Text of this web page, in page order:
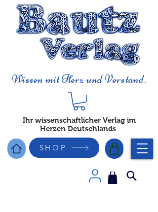
Wissen mit Herz und Verstand.
Ihr wissenschaftlicher Verlag im
Herzen Deutschlands
SHOP